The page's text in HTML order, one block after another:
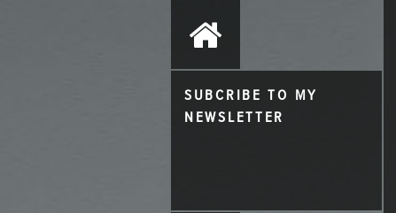
SUBCRIBE TO MY
NEWSLETTER